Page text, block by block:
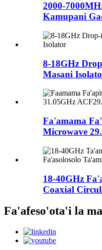
2000-
Kamupani
8-18GHz
Masani
Fa'amama
Microwave
18-40GHz
Coaxial
Fa'afeso'ota'i la